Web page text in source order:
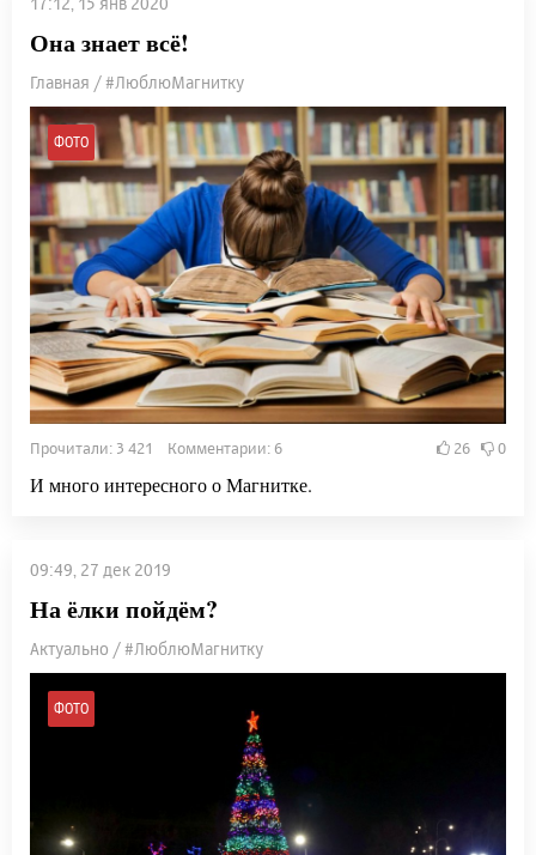
Она знает всё!
Главная / #ЛюблюМагнитку
ФОТО
Прочитали: 3 421 Комментарии: 6 26 0
И много интересного о Магнитке.
09:49, 27 дек 2019
На ёлки пойдём?
Актуально / #ЛюблюМагнитку
ФОТО